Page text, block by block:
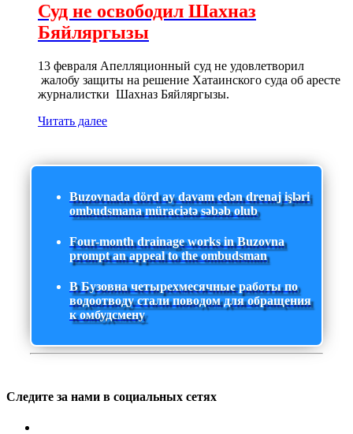
Суд не освободил Шахназ
Бяйляргызы
13 февраля Апелляционный суд не удовлетворил
жалобу защиты на решение Хатаинского суда об аресте
журналистки Шахназ Бяйляргызы.
Читать далее
Buzovnada dörd ay davam edən drenaj işləri
ombudsmana müraciətə səbəb olub
Four-month drainage works in Buzovna
prompt an appeal to the ombudsman
В Бузовна четырехмесячные работы по
водоотводу стали поводом для обращения
к омбудсмену
Следите за нами в социальных сетях